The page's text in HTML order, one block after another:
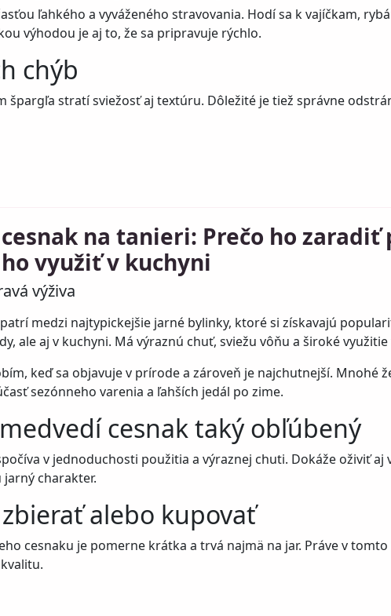
ľahkého a vyváženého stravovania. Hodí sa k vajíčkam,
výhodou je aj to, že sa pripravuje rýchlo.
chýb
špargľa stratí sviežosť aj textúru. Dôležité je tiež správne
na tanieri: Prečo ho zaradiť
využiť v kuchyni
výživa
medzi najtypickejšie jarné bylinky, ktoré si získavajú
ale aj v kuchyni. Má výraznú chuť, sviežu vôňu a široké
keď sa objavuje v prírode a zároveň je najchutnejší. Mnohé
sezónneho varenia a ľahších jedál po zime.
cesnak taký obľúbený
v jednoduchosti použitia a výraznej chuti. Dokáže oživiť aj
charakter.
alebo kupovať
cesnaku je pomerne krátka a trvá najmä na jar. Práve v